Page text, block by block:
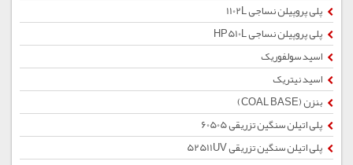
پلی پروپیلن نساجی 1102L
پلی پروپیلن نساجی HP510L
اسید سولفوریک
اسید نیتریک
بنزن (COAL BASE)
پلی اتیلن سنگین تزریقی 60505
پلی اتیلن سنگین تزریقی 52511UV